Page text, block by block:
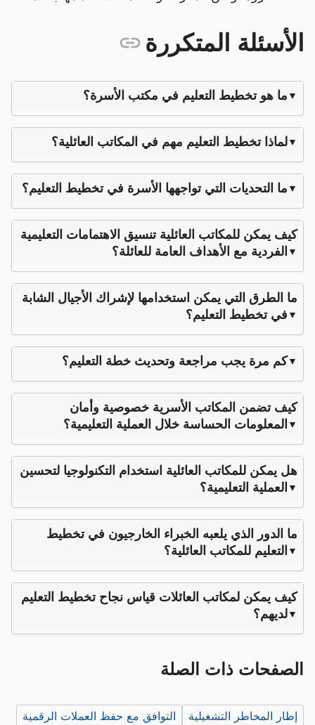
الأسئلة المتكررة
ما هو تخطيط التعليم في مكتب الأسرة؟
لماذا تخطيط التعليم مهم في المكاتب العائلية؟
ما التحديات التي تواجهها الأسرة في تخطيط التعليم؟
كيف يمكن للمكاتب العائلية تنسيق الاهتمامات التعليمية
الفردية مع الأهداف العامة للعائلة؟
ما الطرق التي يمكن استخدامها لإشراك الأجيال الشابة
في تخطيط التعليم؟
كم مرة يجب مراجعة وتحديث خطة التعليم؟
كيف تضمن المكاتب الأسرية خصوصية وأمان
المعلومات الحساسة خلال العملية التعليمية؟
هل يمكن للمكاتب العائلية استخدام التكنولوجيا لتحسين
العملية التعليمية؟
ما الدور الذي يلعبه الخبراء الخارجيون في تخطيط
التعليم للمكاتب العائلية؟
كيف يمكن لمكاتب العائلات قياس نجاح تخطيط التعليم
لديهم؟
الصفحات ذات الصلة
إطار المخاطر التشغيلية
التوافق مع حفظ العملات الرقمية